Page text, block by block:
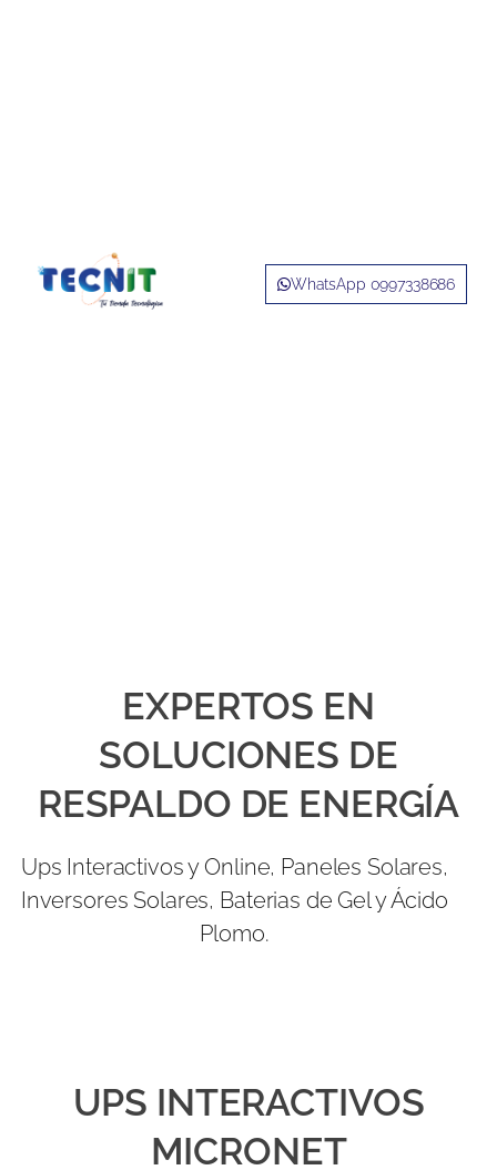
WhatsApp 0997338686
EXPERTOS EN
SOLUCIONES DE
RESPALDO DE ENERGÍA
Ups Interactivos y Online, Paneles Solares,
Inversores Solares, Baterias de Gel y Ácido
Plomo.
UPS INTERACTIVOS
MICRONET